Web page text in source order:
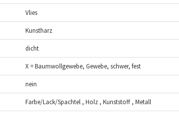
Vlies
Kunstharz
dicht
X = Baumwollgewebe, Gewebe, schwer, fest
nein
Farbe/Lack/Spachtel , Holz , Kunststoff , Metall